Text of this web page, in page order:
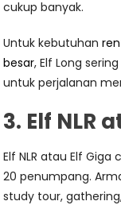
cukup banyak.
Untuk kebutuhan
besar, Elf Long
untuk perjalanan
3. Elf NLR
Elf NLR atau Elf
20 penumpang.
study tour,